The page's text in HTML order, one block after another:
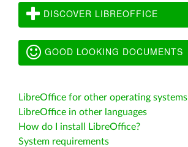
DISCOVER LIBREOFFICE
GOOD LOOKING DOCUMENTS
LibreOffice for other operating systems
LibreOffice in other languages
How do I install LibreOffice?
System requirements